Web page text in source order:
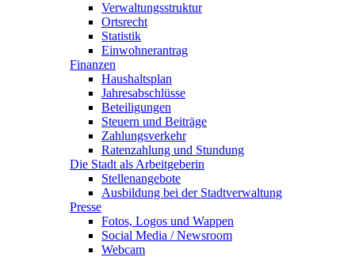
Verwaltungsstruktur
Ortsrecht
Statistik
Einwohnerantrag
Finanzen
Haushaltsplan
Jahresabschlüsse
Beteiligungen
Steuern und Beiträge
Zahlungsverkehr
Ratenzahlung und Stundung
Die Stadt als Arbeitgeberin
Stellenangebote
Ausbildung bei der Stadtverwaltung
Presse
Fotos, Logos und Wappen
Social Media / Newsroom
Webcam